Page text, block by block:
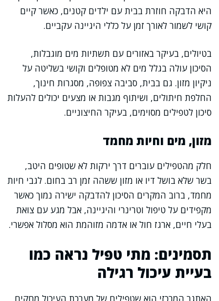
היא הדבקה חוזרת בבית עם ילדים קטנים, כאשר קיים
קושי לשמור לאורך זמן על כללי היגיינה עקביים.
בטיולים, בעיקר באזורים עם תשתיות מים מוגבלות,
הסיכון עולה בגלל מים לא מטופלים וקושי בשליטה על
ניקיון מזון. גם בבית, סביבה צפופה, מסגרות חינוך,
החלפת חיתולים, ושיתוף מגבות או מצעים יכולים להעלות
סיכון לטפילים מסוימים, בעיקר החיצוניים.
מזון, מים וחיות מחמד
חלק מהטפילים עוברים דרך ירקות לא שטופים היטב,
בשר שלא בושל דיו או מזון ששהה זמן רב בחום. לגבי חיות
מחמד, ברוב המקרים הסיכון להדבקה ישירה נמוך כאשר
מקפידים על טיפול וטרינרי והיגיינה, אבל מגע עם צואת
בעלי חיים, ארגז חול או אדמה מזוהמת הוא מסלול אפשרי.
תסמינים: מתי טפיל נראה כמו
בעיית עיכול רגילה
האתגר המרכזי הוא שטפילים של מערכת העיכול מחקים